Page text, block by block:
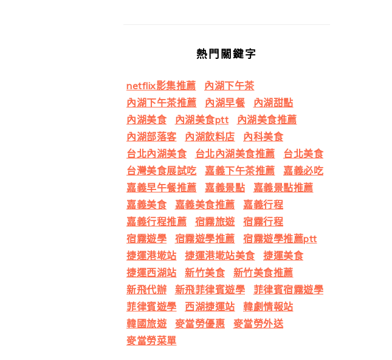
熱門關鍵字
netflix影集推薦
內湖下午茶
內湖下午茶推薦
內湖早餐
內湖甜點
內湖美食
內湖美食ptt
內湖美食推薦
內湖部落客
內湖飲料店
內科美食
台北內湖美食
台北內湖美食推薦
台北美食
台灣美食展試吃
嘉義下午茶推薦
嘉義必吃
嘉義早午餐推薦
嘉義景點
嘉義景點推薦
嘉義美食
嘉義美食推薦
嘉義行程
嘉義行程推薦
宿霧旅遊
宿霧行程
宿霧遊學
宿霧遊學推薦
宿霧遊學推薦ptt
捷運港墘站
捷運港墘站美食
捷運美食
捷運西湖站
新竹美食
新竹美食推薦
新飛代辦
新飛菲律賓遊學
菲律賓宿霧遊學
菲律賓遊學
西湖捷運站
韓劇情報站
韓國旅遊
麥當勞優惠
麥當勞外送
麥當勞菜單